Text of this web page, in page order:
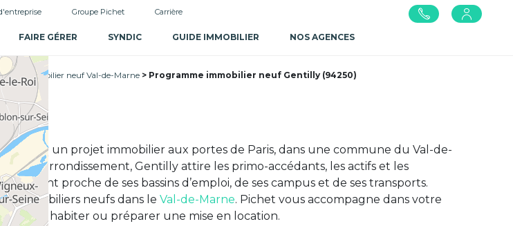
Groupe Pichet Carrière
FAIRE GÉRER SYNDIC GUIDE IMMOBILIER NOS AGENCES
immobilier neuf Val-de-Marne Programme immobilier neuf Gentilly (94250)
un projet immobilier aux portes de Paris, dans une commune du Val-de-
14e arrondissement, Gentilly attire les primo-accédants, les actifs et les
proche de ses bassins d’emploi, de ses campus et de ses transports.
immobiliers neufs dans le Val-de-Marne. Pichet vous accompagne dans votre
pour habiter ou préparer une mise en location.